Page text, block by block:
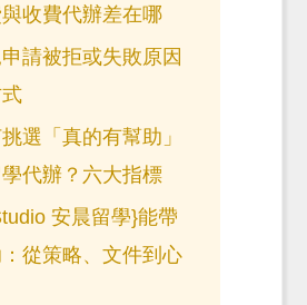
收費代辦差在哪
請被拒或失敗原因
選「真的有幫助」
代辦？六大指標
安晨留學}能帶
從策略、文件到心